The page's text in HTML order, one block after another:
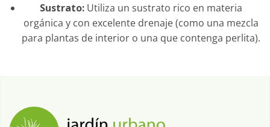
Sustrato: Utiliza un sustrato rico en materia
orgánica y con excelente drenaje (como una mezcla
para plantas de interior o una que contenga perlita).